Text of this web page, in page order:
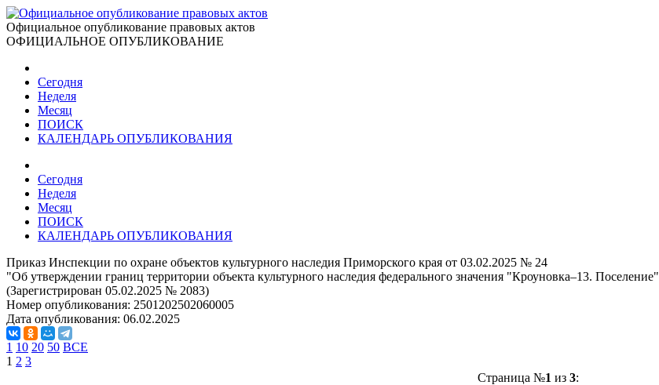
Официальное опубликование правовых актов
ОФИЦИАЛЬНОЕ ОПУБЛИКОВАНИЕ
Сегодня
Неделя
Месяц
ПОИСК
КАЛЕНДАРЬ ОПУБЛИКОВАНИЯ
Сегодня
Неделя
Месяц
ПОИСК
КАЛЕНДАРЬ ОПУБЛИКОВАНИЯ
Приказ Инспекции по охране объектов культурного наследия Приморского края от 03.02.2025 № 24
"Об утверждении границ территории объекта культурного наследия федерального значения "Кроуновка–13. Поселение"
(Зарегистрирован 05.02.2025 № 2083)
Номер опубликования: 2501202502060005
Дата опубликования: 06.02.2025
1 10 20 50 ВСЕ
1 2 3
Страница №1 из 3: